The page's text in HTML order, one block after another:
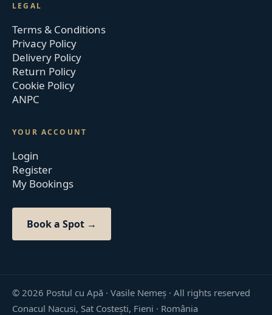
LEGAL
Terms & Conditions
Privacy Policy
Delivery Policy
Return Policy
Cookie Policy
ANPC
YOUR ACCOUNT
Login
Register
My Bookings
Book a Spot →
©2026 Postul cu Apă · Vasile Nemeș ·All rights reserved
Conacul Nacusi, Sat Costești, Fieni · România